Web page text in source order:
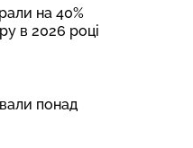
на 40%
в 2026 році
понад